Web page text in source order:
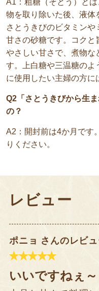
物を取り除いた後、液体
さとうきびのビタミン
甘さの砂糖です。コクと
やさしい甘さで、煮物な
す。上白糖や三温糖のよ
に使用したい主婦の方に
Q2「さとうきびから生
の？
A2：開封前は4か月です
りください。
レビュー
ポニョ さんのレビュ
いいですねぇ～